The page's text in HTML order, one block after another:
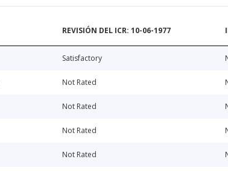
REVISIÓN DEL ICR: 10-06-1977
Satisfactory
Not Rated
Not Rated
Not Rated
Not Rated